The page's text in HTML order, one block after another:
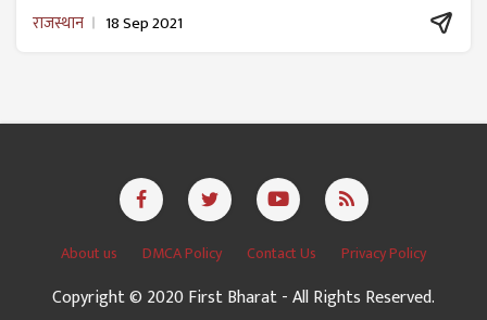
राजस्थान 18 Sep 2021
About us DMCA Policy Contact Us Privacy Policy
Copyright © 2020 First Bharat - All Rights Reserved.